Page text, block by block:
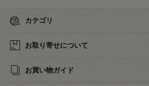
カテゴリ
お取り寄せについて
お買い物ガイド